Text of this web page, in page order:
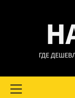
ГДЕ
меню